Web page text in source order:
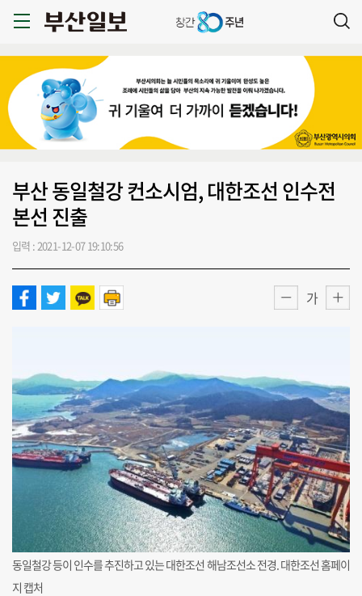
부산 동일철강 컨소시엄, 대한조선 인수전
본선 진출
입력 : 2021-12-07 19:10:56
가
동일철강 등이 인수를 추진하고 있는 대한조선 해남조선소 전경. 대한조선 홈페이
지 캡처